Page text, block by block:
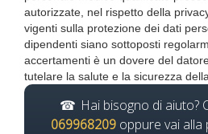
autorizzate, nel rispetto della
vigenti sulla protezione dei dati
dipendenti siano sottoposti
accertamenti è un dovere del
tutelare la salute e la sicurezza
Hai bisogno di aiuto?
069968209 oppure vai alla